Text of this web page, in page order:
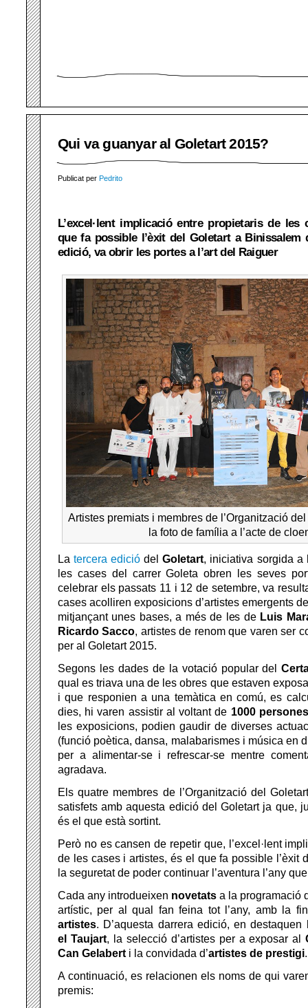
Qui va guanyar al Goletart 2015?
Publicat per Pedrito
L’excel·lent implicació entre propietaris de
que fa possible l’èxit del Goletart a Binissalem
edició, va obrir les portes a l’art del Raiguer
Artistes premiats i membres de l’Organització
la foto de família a l’acte de
Latercera edició delGoletart, iniciativa sorgida a
les cases del carrer Goleta obren les seves
celebrar els passats 11 i 12 de setembre, va
cases acolliren exposicions d’artistes emergents
mitjançant unes bases, a més de les de Luis
Ricardo Sacco, artistes de renom que varen ser
per al Goletart 2015.
Segons les dades de la votació popular del
qual es triava una de les obres que estaven
i que responien a una temàtica en comú, es
dies, hi varen assistir al voltant de 1000 persones
les exposicions, podien gaudir de diverses
(funció poètica, dansa, malabarismes i música en
per a alimentar-se i refrescar-se mentre
agradava.
Els quatre membres de l’Organització del
satisfets amb aquesta edició del Goletart ja que,
és el que està sortint.
Però no es cansen de repetir que, l’excel·lent
de les cases i artistes, és el que fa possible l’èxit
la seguretat de poder continuar l’aventura l’any
Cada any introdueixen novetats a la programació
artístic, per al qual fan feina tot l’any, amb la
artistes. D’aquesta darrera edició, en destaquen
el Taujart, la selecció d’artistes per a exposar al
Can Gelabert i la convidada d’artistes de prestigi.
A continuació, es relacionen els noms de qui
premis: